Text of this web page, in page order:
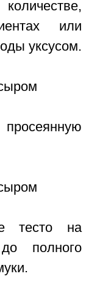
или
уксусом.
тесто на
полного